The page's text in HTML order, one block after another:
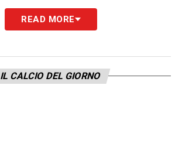
READ MORE
IL CALCIO DEL GIORNO